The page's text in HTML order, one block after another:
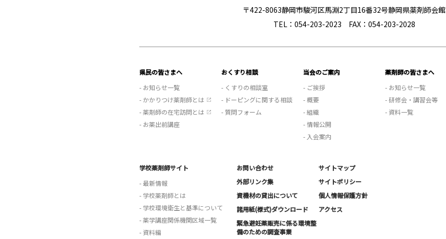
〒422-8063静岡市駿河区馬淵2丁目16番32号静岡県薬剤師会館
TEL：054-203-2023 FAX：054-203-2028
県民の皆さまへ
- お知らせ一覧
- かかりつけ薬剤師とは
- 薬剤師の在宅訪問とは
- お薬出前講座
おくすり相談
- くすりの相談室
- ドーピングに関する相談
- 質問フォーム
当会のご案内
- ご挨拶
- 概要
- 組織
- 情報公開
- 入会案内
薬剤師の皆さまへ
- お知らせ一覧
- 研修会・講習会等
- 資料一覧
学校薬剤師サイト
- 最新情報
- 学校薬剤師とは
- 学校環境衛生と基準について
- 薬学講座関係機関区域一覧
- 資料編
お問い合わせ
外部リンク集
資機材の貸出について
諸用紙(様式)ダウンロード
緊急避妊薬販売に係る環境整
備のための調査事業
サイトマップ
サイトポリシー
個人情報保護方針
アクセス